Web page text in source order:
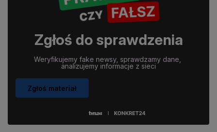
Zgłoś do sprawdzenia
Weryfikujemy fake newsy, sprawdzamy dane,
analizujemy informacje z sieci
Zgłoś materiał